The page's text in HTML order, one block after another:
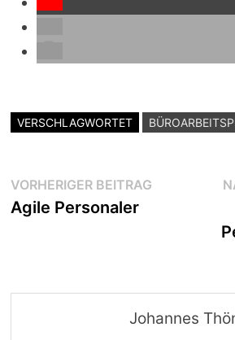
VERSCHLAGWORTET
VORHERIGER BEITRAG Vorheriger
Agile Personaler
Johannes